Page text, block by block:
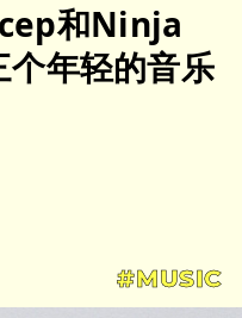
和Ninja
年轻的音乐
#MUSIC